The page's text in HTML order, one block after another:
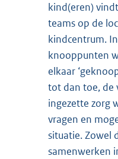
kind(eren)
teams op de
kindcentrum.
knooppunten
elkaar
tot dan toe, de
ingezette zorg
vragen en
situatie. Zowel
samenwerken